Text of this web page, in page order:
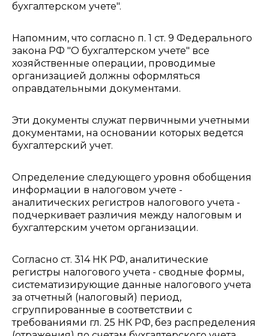
бухгалтерском учете".
Напомним, что согласно п. 1 ст. 9 Федерального
закона РФ "О бухгалтерском учете" все
хозяйственные операции, проводимые
организацией должны оформляться
оправдательными документами.
Эти документы служат первичными учетными
документами, на основании которых ведется
бухгалтерский учет.
Определение следующего уровня обобщения
информации в налоговом учете -
аналитических регистров налогового учета -
подчеркивает различия между налоговым и
бухгалтерским учетом организации.
Согласно ст. 314 НК РФ, аналитические
регистры налогового учета - сводные формы,
систематизирующие данные налогового учета
за отчетный (налоговый) период,
сгруппированные в соответствии с
требованиями гл. 25 НК РФ, без распределения